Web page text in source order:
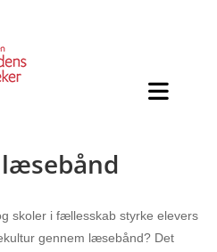
skoler i fællesskab styrke elevers
gennem læsebånd? Det